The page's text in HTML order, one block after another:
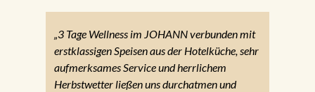
„3 Tage Wellness im JOHANN verbunden mit
erstklassigen Speisen aus der Hotelküche, sehr
aufmerksames Service und herrlichem
Herbstwetter ließen uns durchatmen und